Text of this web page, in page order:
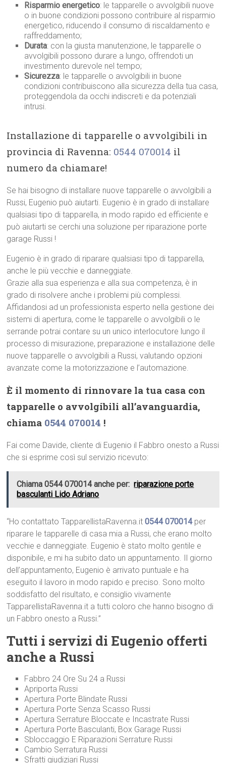
Risparmio energetico: le tapparelle o avvolgibili nuove
o in buone condizioni possono contribuire al risparmio
energetico, riducendo il consumo di riscaldamento e
raffreddamento;
Durata: con la giusta manutenzione, le tapparelle o
avvolgibili possono durare a lungo, offrendoti un
investimento durevole nel tempo;
Sicurezza: le tapparelle o avvolgibili in buone
condizioni contribuiscono alla sicurezza della tua casa,
proteggendola da occhi indiscreti e da potenziali
intrusi.
Installazione di tapparelle o avvolgibili in
provincia di Ravenna: 0544 070014 il
numero da chiamare!
Se hai bisogno di installare nuove tapparelle o avvolgibili a
Russi, Eugenio può aiutarti. Eugenio è in grado di installare
qualsiasi tipo di tapparella, in modo rapido ed efficiente e
può aiutarti se cerchi una soluzione per riparazione porte
garage Russi !
Eugenio è in grado di riparare qualsiasi tipo di tapparella,
anche le più vecchie e danneggiate.
Grazie alla sua esperienza e alla sua competenza, è in
grado di risolvere anche i problemi più complessi.
Affidandosi ad un professionista esperto nella gestione dei
sistemi di apertura, come le tapparelle o avvolgibili o le
serrande potrai contare su un unico interlocutore lungo il
processo di misurazione, preparazione e installazione delle
nuove tapparelle o avvolgibili a Russi, valutando opzioni
avanzate come la motorizzazione e l’automazione.
È il momento di rinnovare la tua casa con
tapparelle o avvolgibili all’avanguardia,
chiama 0544 070014 !
Fai come Davide, cliente di Eugenio il Fabbro onesto a Russi
che si esprime così sul servizio ricevuto:
Chiama 0544 070014 anche per: riparazione porte
basculanti Lido Adriano
“Ho contattato TapparellistaRavenna.it0544 070014per
riparare le tapparelle di casa mia a Russi, che erano molto
vecchie e danneggiate. Eugenio è stato molto gentile e
disponibile, e mi ha subito dato un appuntamento. Il giorno
dell’appuntamento, Eugenio è arrivato puntuale e ha
eseguito il lavoro in modo rapido e preciso. Sono molto
soddisfatto del risultato, e consiglio vivamente
TapparellistaRavenna.it a tutti coloro che hanno bisogno di
un Fabbro onesto a Russi.”
Tutti i servizi di Eugenio offerti
anche a Russi
Fabbro 24 Ore Su 24 a Russi
Apriporta Russi
Apertura Porte Blindate Russi
Apertura Porte Senza Scasso Russi
Apertura Serrature Bloccate e Incastrate Russi
Apertura Porte Basculanti, Box Garage Russi
Sbloccaggio E Riparazioni Serrature Russi
Cambio Serratura Russi
Sfratti giudiziari Russi